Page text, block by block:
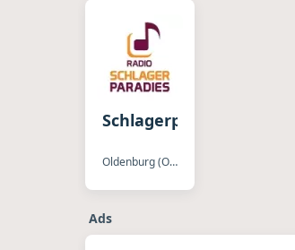
Schlagerparadies
Oldenburg (Oldenburg)
Ads